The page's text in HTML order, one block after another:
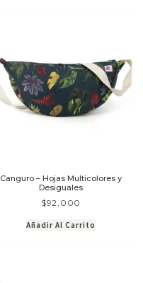
Canguro – Hojas Multicolores y
Desiguales
$92,000
Añadir Al Carrito